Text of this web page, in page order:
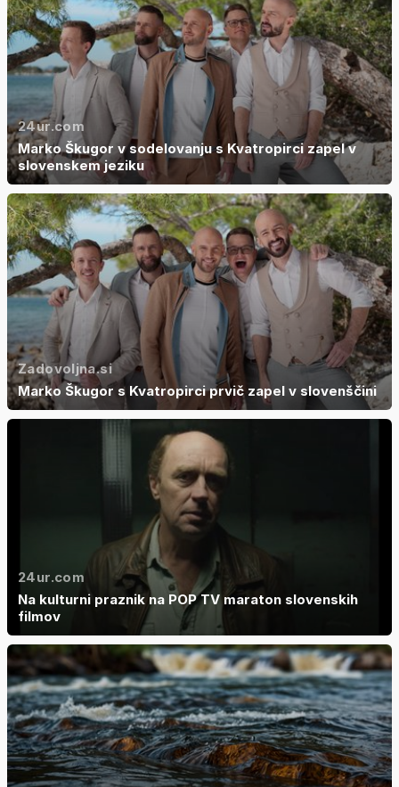
24ur.com
Marko Škugor v sodelovanju s Kvatropirci zapel v
slovenskem jeziku
Zadovoljna.si
Marko Škugor s Kvatropirci prvič zapel v slovenščini
24ur.com
Na kulturni praznik na POP TV maraton slovenskih
filmov